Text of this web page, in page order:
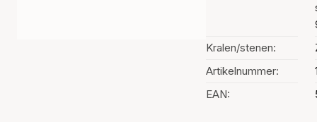
Kralen/stenen:
Artikelnummer:
EAN: